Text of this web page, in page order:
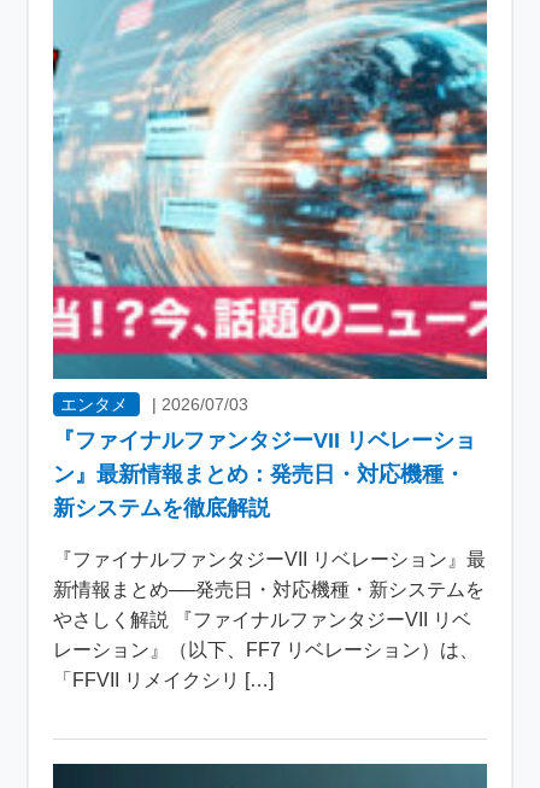
エンタメ |2026/07/03
『ファイナルファンタジーVII リベレーショ
ン』最新情報まとめ：発売日・対応機種・
新システムを徹底解説
『ファイナルファンタジーVII リベレーション』最
新情報まとめ──発売日・対応機種・新システムを
やさしく解説 『ファイナルファンタジーVII リベ
レーション』（以下、FF7 リベレーション）は、
「FFVII リメイクシリ […]